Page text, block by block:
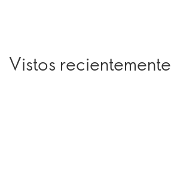
Vistos recientemente